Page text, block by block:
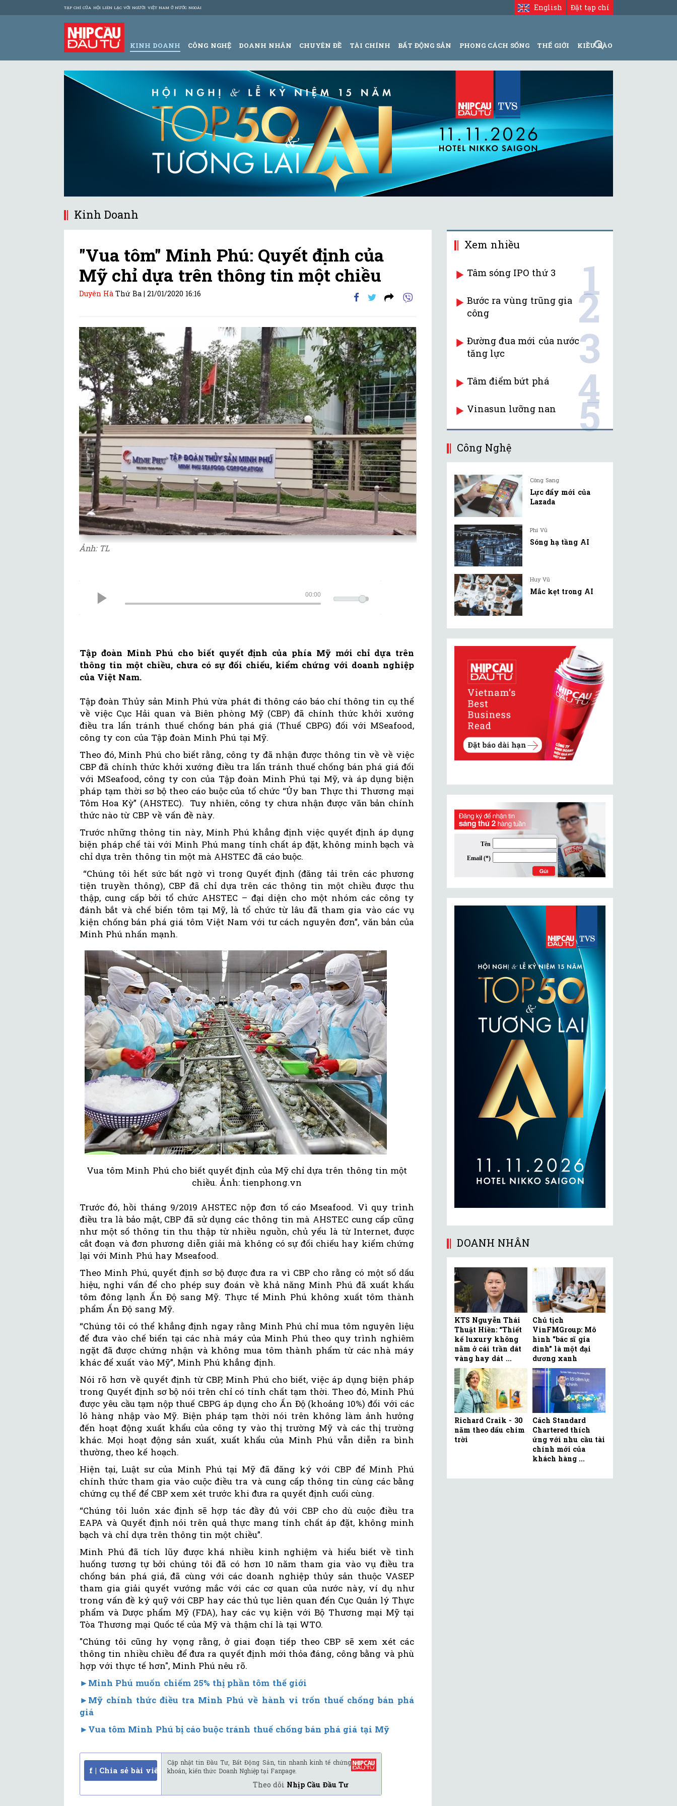
TẠP CHÍ CỦA HỘI LIÊN LẠC VỚI NGƯỜI VIỆT NAM Ở NƯỚC NGOÀI Đặt tạp chí
English
KINH DOANH CÔNG NGHỆ DOANH NHÂN CHUYÊN ĐỀ TÀI CHÍNH BẤT ĐỘNG SẢN PHONG CÁCH SỐNG THẾ GIỚI KIỀU BÀO
Kinh Doanh
"Vua tôm" Minh Phú: Quyết định của
Mỹ chỉ dựa trên thông tin một chiều
Duyên Hà Thứ Ba |21/01/2020 16:16
Ảnh: TL
00:00
Tập đoàn Minh Phú cho biết quyết định của phía Mỹ mới chỉ dựa trên
thông tin một chiều, chưa có sự đối chiếu, kiểm chứng với doanh nghiệp
của Việt Nam.
Tập đoàn Thủy sản Minh Phú vừa phát đi thông cáo báo chí thông tin cụ thể
về việc Cục Hải quan và Biên phòng Mỹ (CBP) đã chính thức khởi xướng
điều tra lẩn tránh thuế chống bán phá giá (Thuế CBPG) đối với MSeafood,
công ty con của Tập đoàn Minh Phú tại Mỹ.
Theo đó, Minh Phú cho biết rằng, công ty đã nhận được thông tin về về việc
CBP đã chính thức khởi xướng điều tra lẩn tránh thuế chống bán phá giá đối
với MSeafood, công ty con của Tập đoàn Minh Phú tại Mỹ, và áp dụng biện
pháp tạm thời sơ bộ theo cáo buộc của tổ chức “Ủy ban Thực thi Thương mại
Tôm Hoa Kỳ” (AHSTEC). Tuy nhiên, công ty chưa nhận được văn bản chính
thức nào từ CBP về vấn đề này.
Trước những thông tin này, Minh Phú khẳng định việc quyết định áp dụng
biện pháp chế tài với Minh Phú mang tính chất áp đặt, không minh bạch và
chỉ dựa trên thông tin một mà AHSTEC đã cáo buộc.
“Chúng tôi hết sức bất ngờ vì trong Quyết định (đăng tải trên các phương
tiện truyền thông), CBP đã chỉ dựa trên các thông tin một chiều được thu
thập, cung cấp bởi tổ chức AHSTEC – đại diện cho một nhóm các công ty
đánh bắt và chế biến tôm tại Mỹ, là tổ chức từ lâu đã tham gia vào các vụ
kiện chống bán phá giá tôm Việt Nam với tư cách nguyên đơn”, văn bản của
Minh Phú nhấn mạnh.
Vua tôm Minh Phú cho biết quyết định của Mỹ chỉ dựa trên thông tin một
chiều. Ảnh: tienphong.vn
Trước đó, hồi tháng 9/2019 AHSTEC nộp đơn tố cáo Mseafood. Vì quy trình
điều tra là bảo mật, CBP đã sử dụng các thông tin mà AHSTEC cung cấp cũng
như một số thông tin thu thập từ nhiều nguồn, chủ yếu là từ Internet, được
cắt đoạn và đơn phương diễn giải mà không có sự đối chiếu hay kiểm chứng
lại với Minh Phú hay Mseafood.
Theo Minh Phú, quyết định sơ bộ được đưa ra vì CBP cho rằng có một số dấu
hiệu, nghi vấn để cho phép suy đoán về khả năng Minh Phú đã xuất khẩu
tôm đông lạnh Ấn Độ sang Mỹ. Thực tế Minh Phú không xuất tôm thành
phẩm Ấn Độ sang Mỹ.
“Chúng tôi có thể khẳng định ngay rằng Minh Phú chỉ mua tôm nguyên liệu
để đưa vào chế biến tại các nhà máy của Minh Phú theo quy trình nghiêm
ngặt đã được chứng nhận và không mua tôm thành phẩm từ các nhà máy
khác để xuất vào Mỹ”, Minh Phú khẳng định.
Nói rõ hơn về quyết định từ CBP, Minh Phú cho biết, việc áp dụng biện pháp
trong Quyết định sơ bộ nói trên chỉ có tính chất tạm thời. Theo đó, Minh Phú
được yêu cầu tạm nộp thuế CBPG áp dụng cho Ấn Độ (khoảng 10%) đối với các
lô hàng nhập vào Mỹ. Biện pháp tạm thời nói trên không làm ảnh hưởng
đến hoạt động xuất khẩu của công ty vào thị trường Mỹ và các thị trường
khác. Mọi hoạt động sản xuất, xuất khẩu của Minh Phú vẫn diễn ra bình
thường, theo kế hoạch.
Hiện tại, Luật sư của Minh Phú tại Mỹ đã đăng ký với CBP để Minh Phú
chính thức tham gia vào cuộc điều tra và cung cấp thông tin cùng các bằng
chứng cụ thể để CBP xem xét trước khi đưa ra quyết định cuối cùng.
“Chúng tôi luôn xác định sẽ hợp tác đầy đủ với CBP cho dù cuộc điều tra
EAPA và Quyết định nói trên quả thực mang tính chất áp đặt, không minh
bạch và chỉ dựa trên thông tin một chiều”.
Minh Phú đã tích lũy được khá nhiều kinh nghiệm và hiểu biết về tình
huống tương tự bởi chúng tôi đã có hơn 10 năm tham gia vào vụ điều tra
chống bán phá giá, đã cùng với các doanh nghiệp thủy sản thuộc VASEP
tham gia giải quyết vướng mắc với các cơ quan của nước này, ví dụ như
trong vấn đề ký quỹ với CBP hay các thủ tục liên quan đến Cục Quản lý Thực
phẩm và Dược phẩm Mỹ (FDA), hay các vụ kiện với Bộ Thương mại Mỹ tại
Tòa Thương mại Quốc tế của Mỹ và thậm chí là tại WTO.
"Chúng tôi cũng hy vọng rằng, ở giai đoạn tiếp theo CBP sẽ xem xét các
thông tin nhiều chiều để đưa ra quyết định mới thỏa đáng, công bằng và phù
hợp với thực tế hơn", Minh Phú nêu rõ.
►Minh Phú muốn chiếm 25% thị phần tôm thế giới
► Mỹ chính thức điều tra Minh Phú về hành vi trốn thuế chống bán phá
giá
► Vua tôm Minh Phú bị cáo buộc tránh thuế chống bán phá giá tại Mỹ
f | Chia sẻ bài viết
Cập nhật tin Đầu Tư, Bất Động Sản, tin nhanh kinh tế chứng
khoán, kiến thức Doanh Nghiệp tại Fanpage.
Theo dõi Nhịp Cầu Đầu Tư
Xem nhiều
Tâm sóng IPO thứ 3 1
Bước ra vùng trũng gia
công
2
Đường đua mới của nước
tăng lực
3
Tâm điểm bứt phá 4
Vinasun lưỡng nan 5
Công Nghệ
Công Sang
Lực đẩy mới của
Lazada
Phi Vũ
Sóng hạ tầng AI
Huy Vũ
Mắc kẹt trong AI
DOANH NHÂN
KTS Nguyễn Thái
Thuật Hiền: “Thiết
kế luxury không
nằm ở cái trần dát
vàng hay dát ...
Chủ tịch
VinFMGroup: Mô
hình "bác sĩ gia
đình" là một đại
dương xanh
Richard Craik - 30
năm theo dấu chim
trời
Cách Standard
Chartered thích
ứng với nhu cầu tài
chính mới của
khách hàng ...